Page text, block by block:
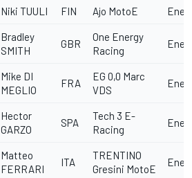
Niki TUULI FIN Ajo MotoE
Bradley
SMITH
GBR
One Energy
Racing
Mike DI
MEGLIO
FRA
EG 0,0 Marc
VDS
Hector
GARZO
SPA
Tech 3 E-
Racing
Matteo
FERRARI
ITA
TRENTINO
Gresini MotoE